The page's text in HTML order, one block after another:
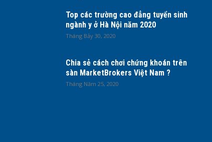
Top các trường cao đẳng tuyển sinh
ngành y ở Hà Nội năm 2020
Tháng Bảy 30, 2020
Chia sẻ cách chơi chứng khoán trên
sàn MarketBrokers Việt Nam ?
Tháng Năm 25, 2020